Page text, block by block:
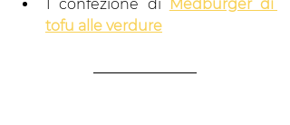
1 confezione di
Medburger di
tofu alle verdure